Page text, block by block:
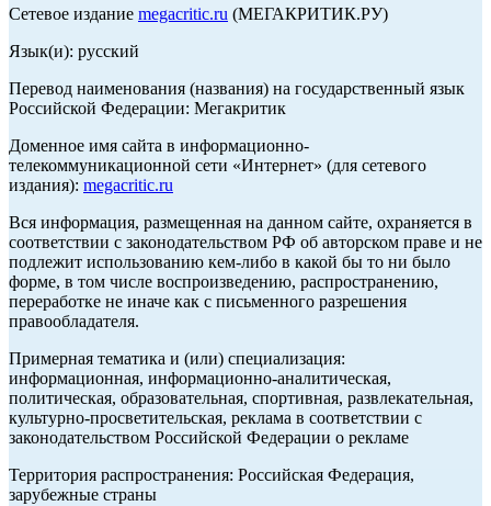
Сетевое издание megacritic.ru (МЕГАКРИТИК.РУ)
Язык(и): русский
Перевод наименования (названия) на государственный язык
Российской Федерации: Мегакритик
Доменное имя сайта в информационно-
телекоммуникационной сети «Интернет» (для сетевого
издания): megacritic.ru
Вся информация, размещенная на данном сайте, охраняется в
соответствии с законодательством РФ об авторском праве и не
подлежит использованию кем-либо в какой бы то ни было
форме, в том числе воспроизведению, распространению,
переработке не иначе как с письменного разрешения
правообладателя.
Примерная тематика и (или) специализация:
информационная, информационно-аналитическая,
политическая, образовательная, спортивная, развлекательная,
культурно-просветительская, реклама в соответствии с
законодательством Российской Федерации о рекламе
Территория распространения: Российская Федерация,
зарубежные страны